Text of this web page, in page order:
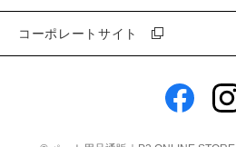
コーポレートサイト